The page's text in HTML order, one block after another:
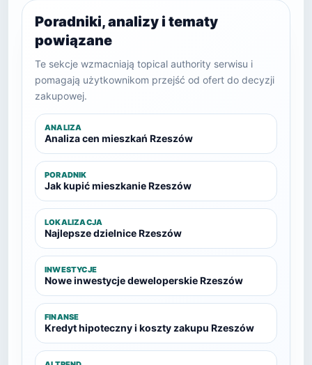
Poradniki, analizy i tematy
powiązane
Te sekcje wzmacniają topical authority serwisu i
pomagają użytkownikom przejść od ofert do decyzji
zakupowej.
ANALIZA
Analiza cen mieszkań Rzeszów
PORADNIK
Jak kupić mieszkanie Rzeszów
LOKALIZACJA
Najlepsze dzielnice Rzeszów
INWESTYCJE
Nowe inwestycje deweloperskie Rzeszów
FINANSE
Kredyt hipoteczny i koszty zakupu Rzeszów